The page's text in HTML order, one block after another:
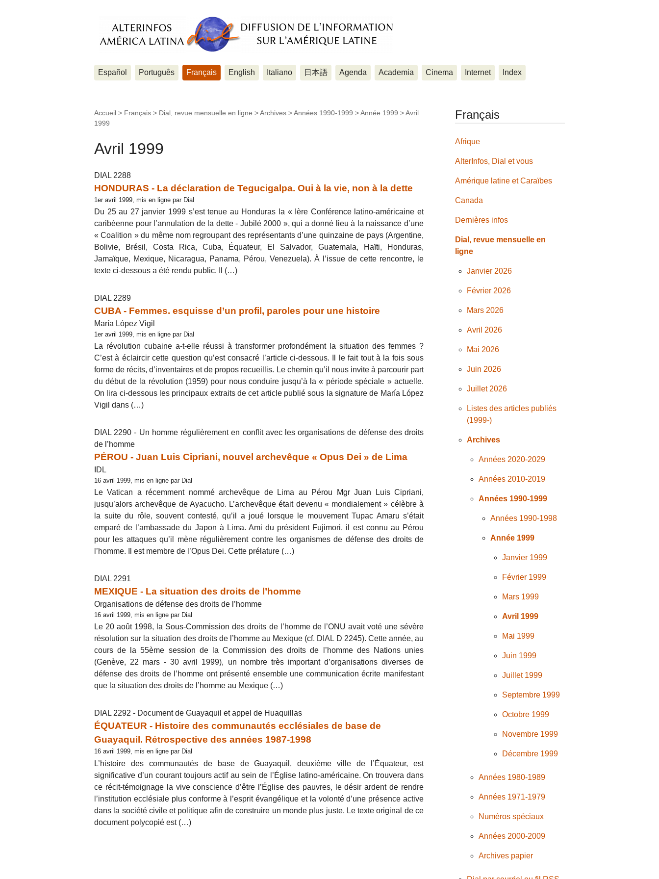
Español Português Français English Italiano 日本語 Agenda Academia Cinema Internet Index
Accueil > Français > Dial, revue mensuelle en ligne >Archives >Années 1990-1999 >Année 1999 >Avril
1999
Avril 1999
DIAL 2288
HONDURAS - La déclaration de Tegucigalpa. Oui à la vie, non à la dette
1er avril 1999, mis en ligne par Dial
Du 25 au 27 janvier 1999 s’est tenue au Honduras la « Ière Conférence latino-américaine et
caribéenne pour l’annulation de la dette - Jubilé 2000 », qui a donné lieu à la naissance d’une
« Coalition » du même nom regroupant des représentants d’une quinzaine de pays (Argentine,
Bolivie, Brésil, Costa Rica, Cuba, Équateur, El Salvador, Guatemala, Haïti, Honduras,
Jamaïque, Mexique, Nicaragua, Panama, Pérou, Venezuela). À l’issue de cette rencontre, le
texte ci-dessous a été rendu public. Il (…)
DIAL 2289
CUBA - Femmes. esquisse d’un profil, paroles pour une histoire
María López Vigil
1er avril 1999, mis en ligne par Dial
La révolution cubaine a-t-elle réussi à transformer profondément la situation des femmes ?
C’est à éclaircir cette question qu’est consacré l’article ci-dessous. Il le fait tout à la fois sous
forme de récits, d’inventaires et de propos recueillis. Le chemin qu’il nous invite à parcourir part
du début de la révolution (1959) pour nous conduire jusqu’à la « période spéciale » actuelle.
On lira ci-dessous les principaux extraits de cet article publié sous la signature de María López
Vigil dans (…)
DIAL 2290 - Un homme régulièrement en conflit avec les organisations de défense des droits
de l’homme
PÉROU - Juan Luis Cipriani, nouvel archevêque « Opus Dei » de Lima
IDL
16 avril 1999, mis en ligne par Dial
Le Vatican a récemment nommé archevêque de Lima au Pérou Mgr Juan Luis Cipriani,
jusqu’alors archevêque de Ayacucho. L’archevêque était devenu « mondialement » célèbre à
la suite du rôle, souvent contesté, qu’il a joué lorsque le mouvement Tupac Amaru s’était
emparé de l’ambassade du Japon à Lima. Ami du président Fujimori, il est connu au Pérou
pour les attaques qu’il mène régulièrement contre les organismes de défense des droits de
l’homme. Il est membre de l’Opus Dei. Cette prélature (…)
DIAL 2291
MEXIQUE - La situation des droits de l’homme
Organisations de défense des droits de l’homme
16 avril 1999, mis en ligne par Dial
Le 20 août 1998, la Sous-Commission des droits de l’homme de l’ONU avait voté une sévère
résolution sur la situation des droits de l’homme au Mexique (cf. DIAL D 2245). Cette année, au
cours de la 55ème session de la Commission des droits de l’homme des Nations unies
(Genève, 22 mars - 30 avril 1999), un nombre très important d’organisations diverses de
défense des droits de l’homme ont présenté ensemble une communication écrite manifestant
que la situation des droits de l’homme au Mexique (…)
DIAL 2292 - Document de Guayaquil et appel de Huaquillas
ÉQUATEUR - Histoire des communautés ecclésiales de base de
Guayaquil. Rétrospective des années 1987-1998
16 avril 1999, mis en ligne par Dial
L’histoire des communautés de base de Guayaquil, deuxième ville de l’Équateur, est
significative d’un courant toujours actif au sein de l’Église latino-américaine. On trouvera dans
ce récit-témoignage la vive conscience d’être l’Église des pauvres, le désir ardent de rendre
l’institution ecclésiale plus conforme à l’esprit évangélique et la volonté d’une présence active
dans la société civile et politique afin de construire un monde plus juste. Le texte original de ce
document polycopié est (…)
Français
Afrique
AlterInfos, Dial et vous
Amérique latine et Caraïbes
Canada
Dernières infos
Dial, revue mensuelle en
ligne
Janvier 2026
Février 2026
Mars 2026
Avril 2026
Mai 2026
Juin 2026
Juillet 2026
Listes des articles publiés
(1999-)
Archives
Années 2020-2029
Années 2010-2019
Années 1990-1999
Années 1990-1998
Année 1999
Janvier 1999
Février 1999
Mars 1999
Avril 1999
Mai 1999
Juin 1999
Juillet 1999
Septembre 1999
Octobre 1999
Novembre 1999
Décembre 1999
Années 1980-1989
Années 1971-1979
Numéros spéciaux
Années 2000-2009
Archives papier